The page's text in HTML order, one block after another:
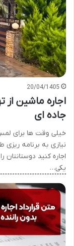
20/04/1405
اجاره ماشین از
جاده ای
خیلی وقت ها برای
نیازی به برنامه
اجاره کنید
یکی…